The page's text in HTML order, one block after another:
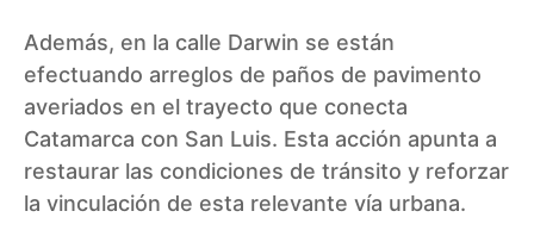
Además, en la calle Darwin se están
efectuando arreglos de paños de pavimento
averiados en el trayecto que conecta
Catamarca con San Luis. Esta acción apunta a
restaurar las condiciones de tránsito y reforzar
la vinculación de esta relevante vía urbana.